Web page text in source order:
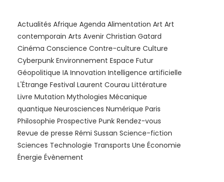
Actualités Afrique Agenda Alimentation Art Art
contemporain Arts Avenir Christian Gatard
Cinéma Conscience Contre-culture Culture
Cyberpunk Environnement Espace Futur
Géopolitique IA Innovation Intelligence artificielle
L'Étrange Festival Laurent Courau Littérature
Livre Mutation Mythologies Mécanique
quantique Neurosciences Numérique Paris
Philosophie Prospective Punk Rendez-vous
Revue de presse Rémi Sussan Science-fiction
Sciences Technologie Transports Une Économie
Énergie Évènement